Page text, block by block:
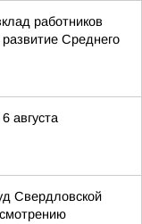
работников
Среднего
августа
Свердловской